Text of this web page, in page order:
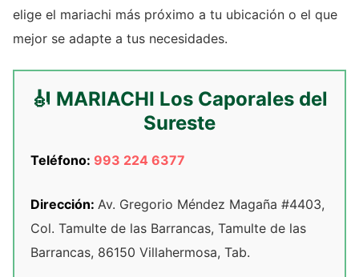
elige el mariachi más próximo a tu ubicación o el que
mejor se adapte a tus necesidades.
🎻 MARIACHI Los Caporales del
Sureste
Teléfono: 993 224 6377
Dirección: Av. Gregorio Méndez Magaña #4403,
Col. Tamulte de las Barrancas, Tamulte de las
Barrancas, 86150 Villahermosa, Tab.